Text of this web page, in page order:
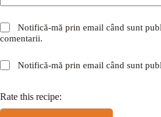
Notifică-mă prin email când sunt
comentarii.
Notifică-mă prin email când sunt
Rate this recipe: